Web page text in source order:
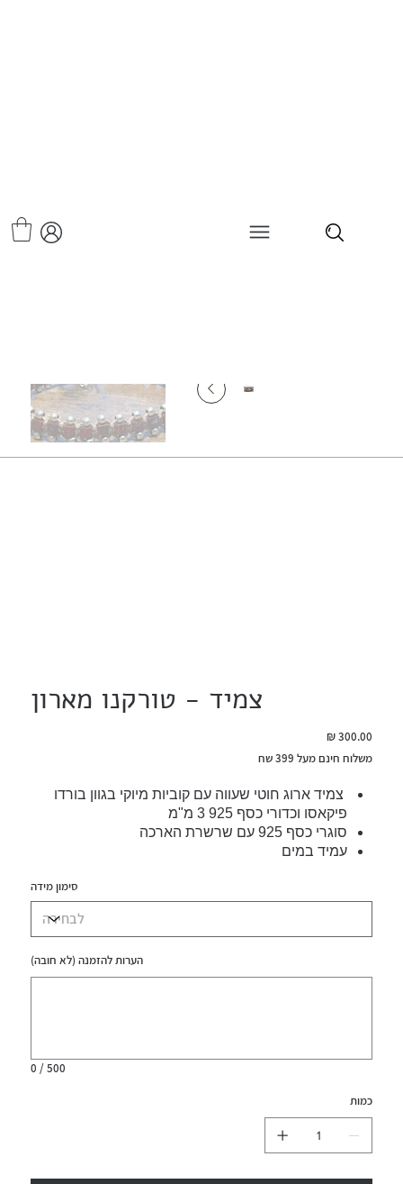
צמיד - טורקנו מארון
מחיר
משלוח חינם מעל 399 שח
צמיד ארוג חוטי שעווה עם קוביות מיוקי בגוון בורדו
פיקאסו וכדורי כסף 925 3 מ"מ
סוגרי כסף 925 עם שרשרת הארכה
עמיד במים
סימון מידה
הערות להזמנה (לא חובה)
0 / 500
כמות